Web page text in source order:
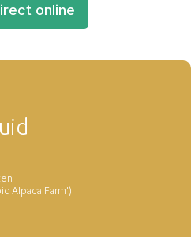
online
Alpaca Farm')